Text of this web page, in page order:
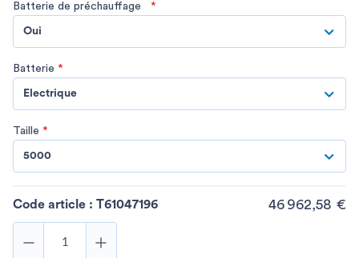
Batterie de préchauffage *
Oui
Batterie *
Electrique
Taille *
5000
Code article : T61047196 46 962,58 €